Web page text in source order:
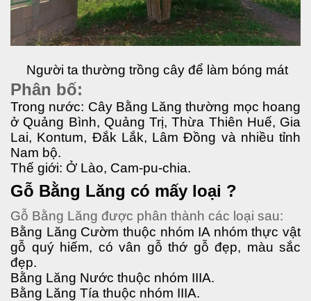
Người ta thường trồng cây để làm bóng mát
Phân bố:
Trong nước: Cây Bằng Lăng thường mọc hoang
ở Quảng Bình, Quảng Trị, Thừa Thiên Huế, Gia
Lai, Kontum, Đắk Lắk, Lâm Đồng và nhiều tỉnh
Nam bộ.
Thế giới: Ở Lào, Cam-pu-chia.
Gỗ Bằng Lăng có mấy loại ?
Gỗ Bằng Lăng được phân thành các loại sau:
Bằng Lăng Cườm thuộc nhóm IA nhóm thực vật
gỗ quý hiếm, có vân gỗ thớ gỗ đẹp, màu sắc
đẹp.
Bằng Lăng Nước thuộc nhóm IIIA.
Bằng Lăng Tía thuộc nhóm IIIA.